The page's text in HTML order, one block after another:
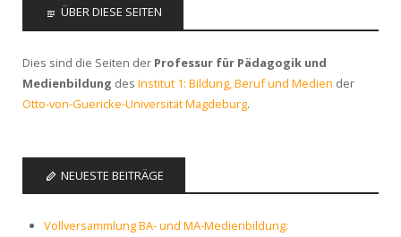
ÜBER DIESE SEITEN
Dies sind die Seiten der Professur für Pädagogik und
Medienbildung des Institut 1: Bildung, Beruf und Medien der
Otto-von-Guericke-Universität Magdeburg.
NEUESTE BEITRÄGE
Vollversammlung BA- und MA-Medienbildung: